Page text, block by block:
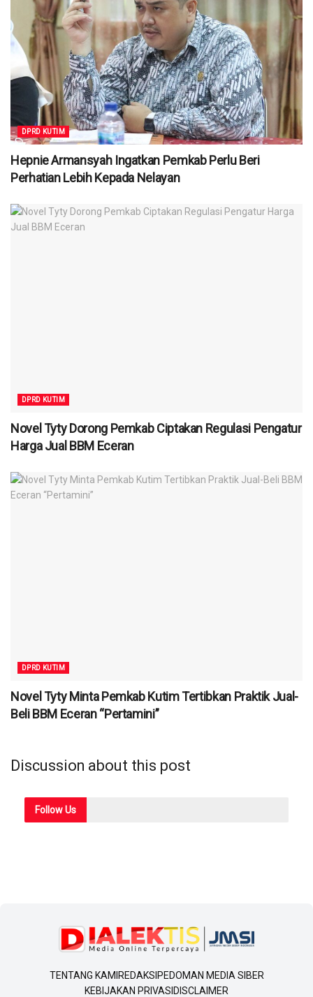
DPRD KUTIM
Hepnie Armansyah Ingatkan Pemkab Perlu Beri
Perhatian Lebih Kepada Nelayan
DPRD KUTIM
Novel Tyty Dorong Pemkab Ciptakan Regulasi Pengatur
Harga Jual BBM Eceran
DPRD KUTIM
Novel Tyty Minta Pemkab Kutim Tertibkan Praktik Jual-
Beli BBM Eceran “Pertamini”
Discussion about this post
FollowUs
TENTANG KAMI REDAKSI PEDOMAN MEDIA SIBER
KEBIJAKAN PRIVASI DISCLAIMER